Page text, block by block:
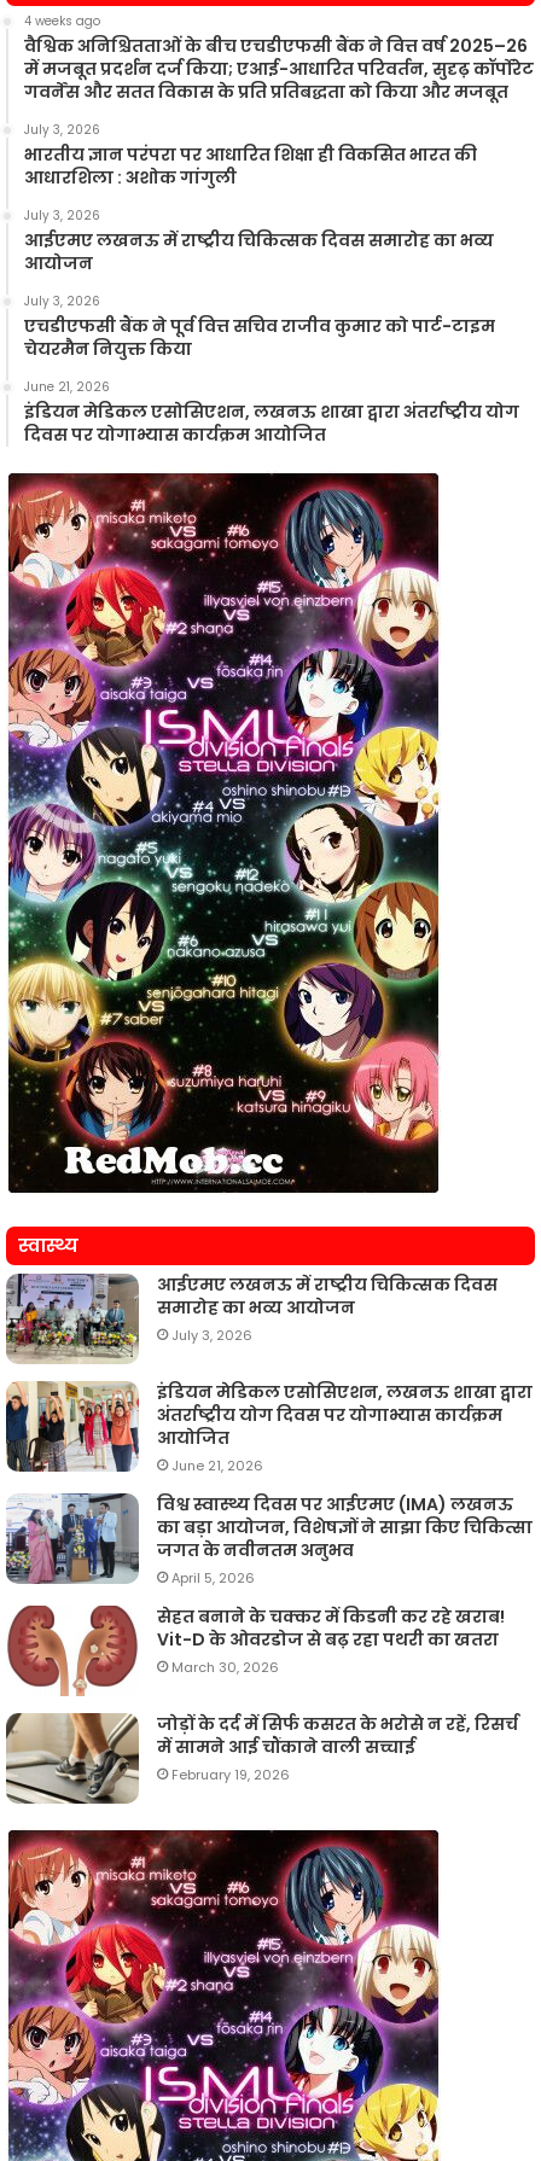
4 weeks ago
वैश्विक अनिश्चितताओं के बीच एचडीएफसी बैंक ने वित्त वर्ष 2025–26
में मजबूत प्रदर्शन दर्ज किया; एआई-आधारित परिवर्तन, सुदृढ़ कॉर्पोरेट
गवर्नेंस और सतत विकास के प्रति प्रतिबद्धता को किया और मजबूत
July 3, 2026
भारतीय ज्ञान परंपरा पर आधारित शिक्षा ही विकसित भारत की
आधारशिला : अशोक गांगुली
July 3, 2026
आईएमए लखनऊ में राष्ट्रीय चिकित्सक दिवस समारोह का भव्य
आयोजन
July 3, 2026
एचडीएफसी बैंक ने पूर्व वित्त सचिव राजीव कुमार को पार्ट-टाइम
चेयरमैन नियुक्त किया
June 21, 2026
इंडियन मेडिकल एसोसिएशन, लखनऊ शाखा द्वारा अंतर्राष्ट्रीय योग
दिवस पर योगाभ्यास कार्यक्रम आयोजित
स्वास्थ्य
आईएमए लखनऊ में राष्ट्रीय चिकित्सक दिवस
समारोह का भव्य आयोजन
July 3, 2026
इंडियन मेडिकल एसोसिएशन, लखनऊ शाखा द्वारा
अंतर्राष्ट्रीय योग दिवस पर योगाभ्यास कार्यक्रम
आयोजित
June 21, 2026
विश्व स्वास्थ्य दिवस पर आईएमए (IMA) लखनऊ
का बड़ा आयोजन, विशेषज्ञों ने साझा किए चिकित्सा
जगत के नवीनतम अनुभव
April 5, 2026
सेहत बनाने के चक्कर में किडनी कर रहे खराब!
Vit-D के ओवरडोज से बढ़ रहा पथरी का खतरा
March 30, 2026
जोड़ों के दर्द में सिर्फ कसरत के भरोसे न रहें, रिसर्च
में सामने आई चौंकाने वाली सच्चाई
February 19, 2026